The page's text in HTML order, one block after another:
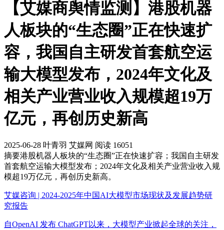
【艾媒商舆情监测】港股机器
人板块的“生态圈”正在快速扩
容，我国自主研发首套航空运
输大模型发布，2024年文化及
相关产业营业收入规模超19万
亿元，再创历史新高
2025-06-28 叶青羽 艾媒网 阅读 16051
摘要港股机器人板块的“生态圈”正在快速扩容；我国自主研发
首套航空运输大模型发布；2024年文化及相关产业营业收入规
模超19万亿元，再创历史新高。
艾媒咨询 | 2024-2025年中国AI大模型市场现状及发展趋势研
究报告
自OpenAI 发布 ChatGPT以来，大模型产业掀起全球的关注，